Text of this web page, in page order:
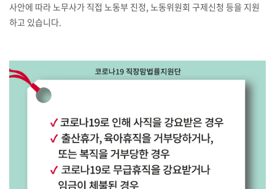
사안에 따라 노무사가 직접 노동부 진정, 노동위원회 구제신청 등을 지원
하고 있습니다.